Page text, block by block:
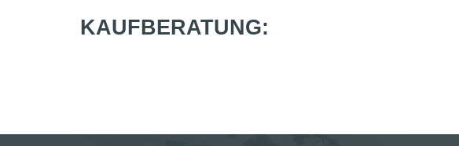
KAUFBERATUNG: